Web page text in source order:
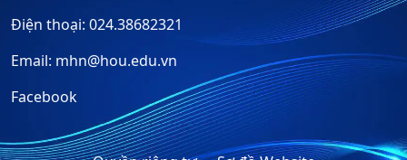
Điện thoại: 024.38682321
Email: mhn@hou.edu.vn
Facebook